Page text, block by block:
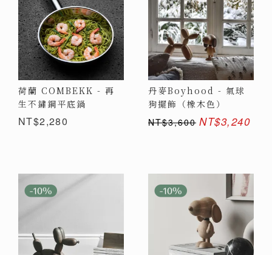
荷蘭 COMBEKK - 再
生不鏽鋼平底鍋
NT$2,280
丹麥Boyhood - 氣球
狗擺飾（橡木色）
NT$3,600 NT$3,240